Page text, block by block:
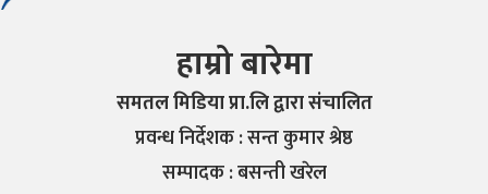
हाम्रो बारेमा
समतल मिडिया प्रा.लि द्वारा संचालित
प्रवन्ध निर्देशक : सन्त कुमार श्रेष्ठ
सम्पादक : बसन्ती खरेल